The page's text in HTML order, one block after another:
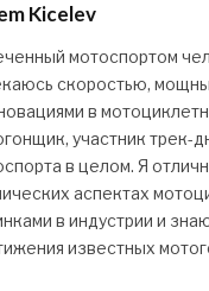
Kicelev
мотоспортом
скоростью,
в
участник трек-
в целом. Я
аспектах
в индустрии и
известных